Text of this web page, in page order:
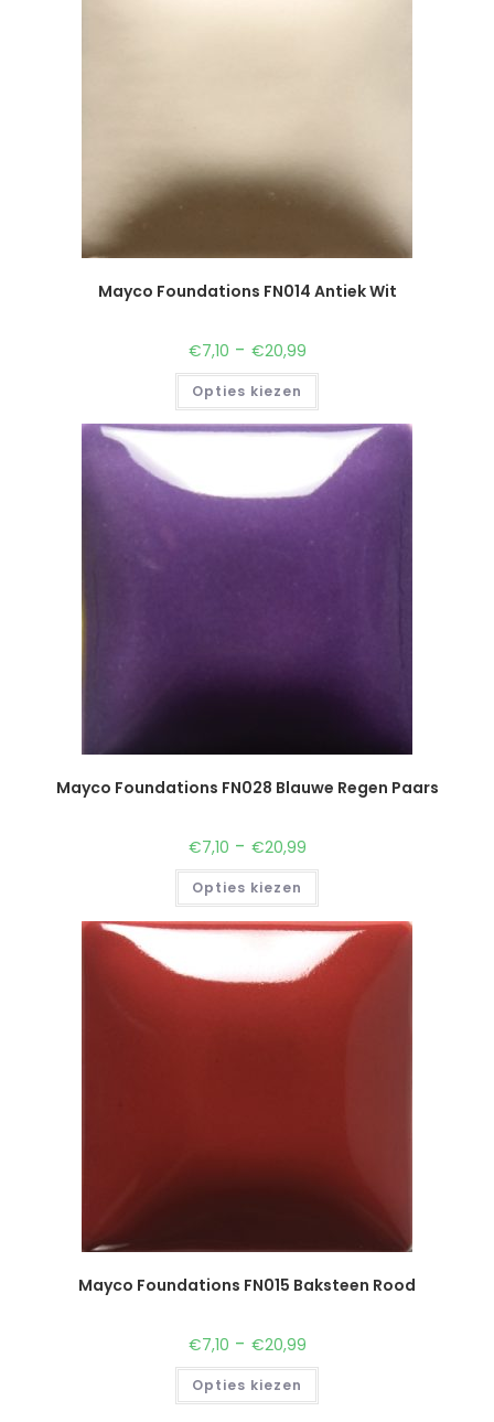
Mayco Foundations FN014 Antiek Wit
€7,10 - €20,99
Opties kiezen
Mayco Foundations FN028 Blauwe Regen Paars
€7,10 - €20,99
Opties kiezen
Mayco Foundations FN015 Baksteen Rood
€7,10 - €20,99
Opties kiezen